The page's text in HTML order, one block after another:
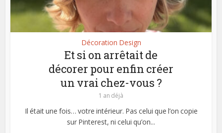
Décoration Design
Et si on arrêtait de
décorer pour enfin créer
un vrai chez-vous ?
1 an déjà
Il était une fois… votre intérieur. Pas celui que l’on copie
sur Pinterest, ni celui qu’on...